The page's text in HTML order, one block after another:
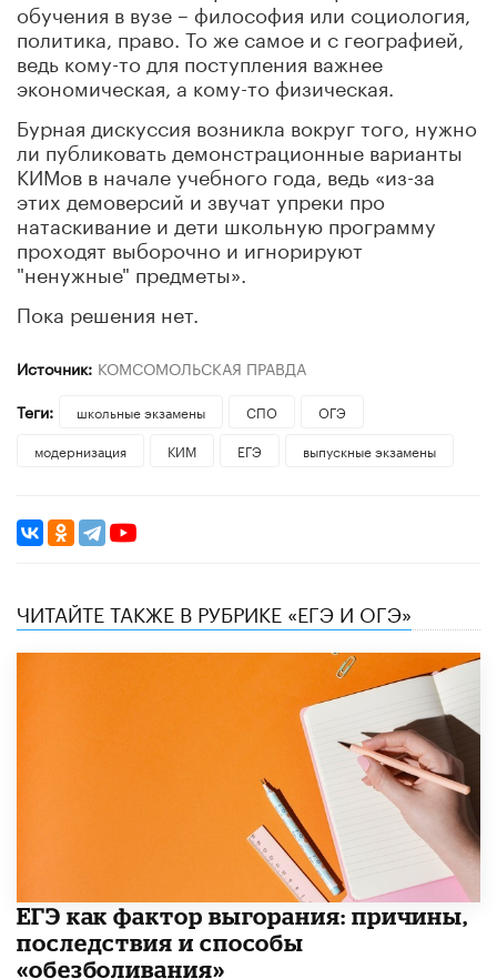
обучения в вузе – философия или социология,
политика, право. То же самое и с географией,
ведь кому-то для поступления важнее
экономическая, а кому-то физическая.
Бурная дискуссия возникла вокруг того, нужно
ли публиковать демонстрационные варианты
КИМов в начале учебного года, ведь «из-за
этих демоверсий и звучат упреки про
натаскивание и дети школьную программу
проходят выборочно и игнорируют
"ненужные" предметы».
Пока решения нет.
Источник: КОМСОМОЛЬСКАЯ ПРАВДА
Теги:
школьные экзамены СПО
ОГЭ
модернизация
КИМ ЕГЭ выпускные экзамены
ЧИТАЙТЕ ТАКЖЕ В РУБРИКЕ «ЕГЭ И ОГЭ»
​ЕГЭ как фактор выгорания: причины,
последствия и способы
«обезболивания»